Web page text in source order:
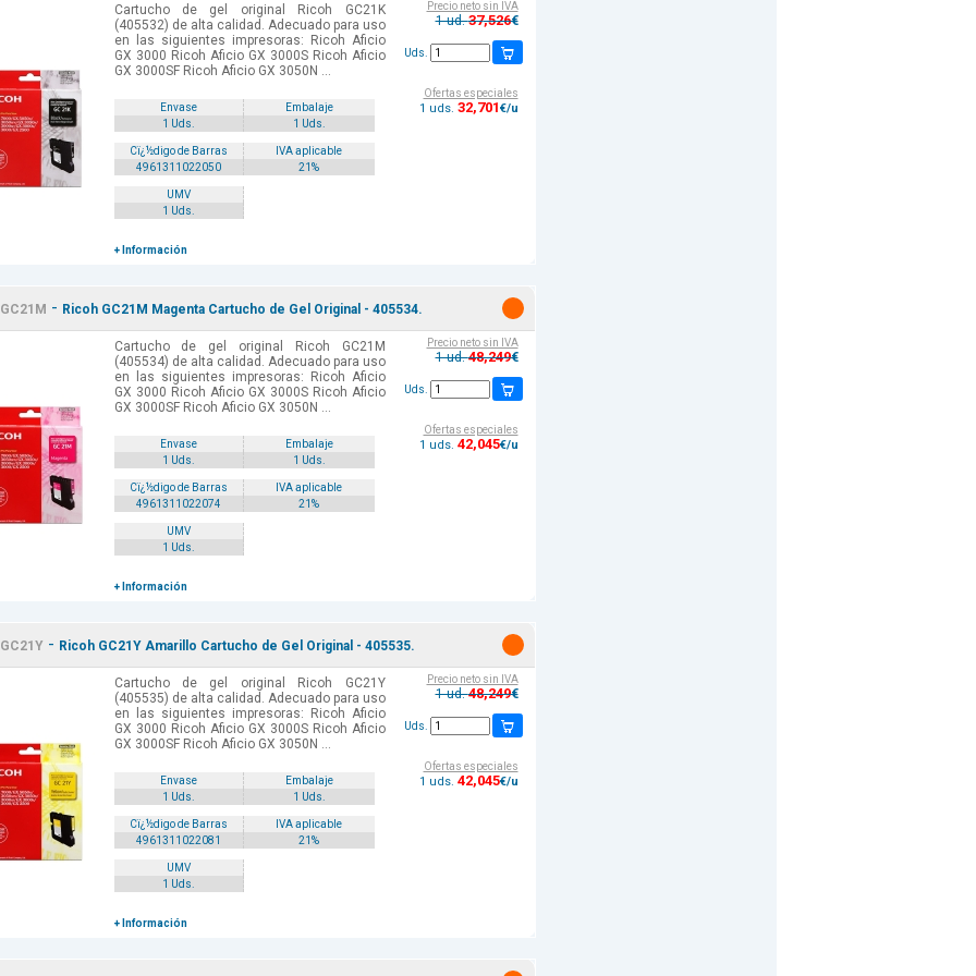
Cartucho de gel original Ricoh GC21K
(405532) de alta calidad. Adecuado para uso
en las siguientes impresoras: Ricoh Aficio
GX 3000 Ricoh Aficio GX 3000S Ricoh Aficio
GX 3000SF Ricoh Aficio GX 3050N ...
Envase
Embalaje
1 Uds.
1 Uds.
Cï¿½digo de Barras
IVA aplicable
4961311022050
21%
UMV
1 Uds.
+ Información
Precio neto sin IVA
1 ud.37,526€
Uds.
Ofertas especiales
1 uds. 32,701€/u
GC21M - Ricoh GC21M Magenta Cartucho de Gel Original - 405534.
Cartucho de gel original Ricoh GC21M
(405534) de alta calidad. Adecuado para uso
en las siguientes impresoras: Ricoh Aficio
GX 3000 Ricoh Aficio GX 3000S Ricoh Aficio
GX 3000SF Ricoh Aficio GX 3050N ...
Envase
Embalaje
1 Uds.
1 Uds.
Cï¿½digo de Barras
IVA aplicable
4961311022074
21%
UMV
1 Uds.
+ Información
Precio neto sin IVA
1 ud.48,249€
Uds.
Ofertas especiales
1 uds. 42,045€/u
GC21Y - Ricoh GC21Y Amarillo Cartucho de Gel Original - 405535.
Cartucho de gel original Ricoh GC21Y
(405535) de alta calidad. Adecuado para uso
en las siguientes impresoras: Ricoh Aficio
GX 3000 Ricoh Aficio GX 3000S Ricoh Aficio
GX 3000SF Ricoh Aficio GX 3050N ...
Envase
Embalaje
1 Uds.
1 Uds.
Cï¿½digo de Barras
IVA aplicable
4961311022081
21%
UMV
1 Uds.
+ Información
Precio neto sin IVA
1 ud.48,249€
Uds.
Ofertas especiales
1 uds. 42,045€/u